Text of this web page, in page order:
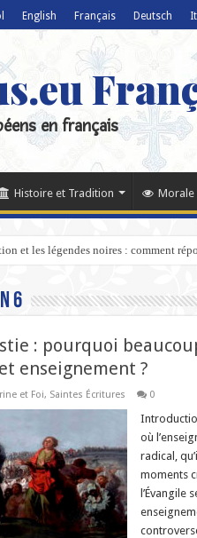
English Français Deutsch
en français
Histoire et Tradition Morale
et les légendes noires : comment
6
: pourquoi
enseignement ?
et Foi, Saintes Écritures 0
où
radical,
moments
l’Évangile